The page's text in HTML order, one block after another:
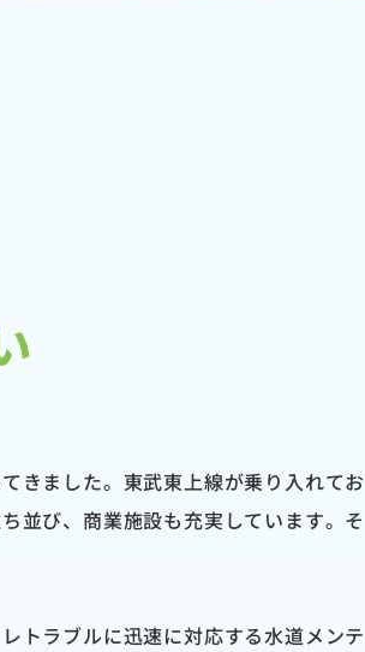
きました。東武東上線が乗り入れてお
並び、商業施設も充実しています。そ
トラブルに迅速に対応する水道メンテ